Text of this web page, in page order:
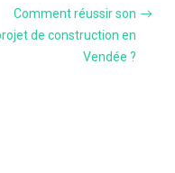
Comment réussir son
de construction en
Vendée ?